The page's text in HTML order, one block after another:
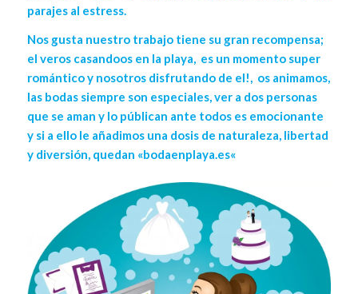
parajes al estress.
Nos gusta nuestro trabajo tiene su gran recompensa;
el veros casandoos en la playa, es un momento super
romántico y nosotros disfrutando de el!, os animamos,
las bodas siempre son especiales, ver a dos personas
que se aman y lo públican ante todos es emocionante
y si a ello le añadimos una dosis de naturaleza, libertad
y diversión, quedan «bodaenplaya.es«